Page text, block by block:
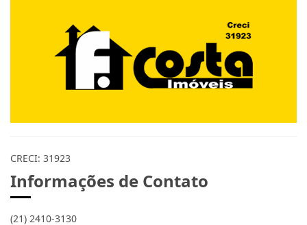
CRECI: 31923
Informações de Contato
(21) 2410-3130